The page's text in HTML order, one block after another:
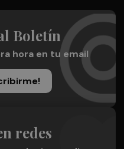
Boletín
hora en tu email
redes